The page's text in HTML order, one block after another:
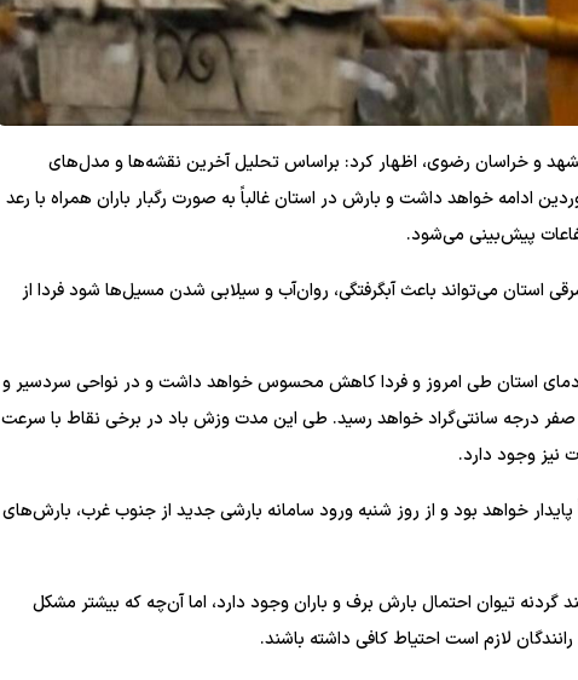
خراسان رضوی، اظهار کرد: براساس تحلیل آخرین نقشه‌ها و مدل‌های
فعالیت سامانه جوی فعلی تا اواخر روز ۱۳ فروردین ادامه خواهد داشت و بارش در استان غالباً به صورت رگبار باران همراه با رعد
پیش‌بینی می‌شود.
استان می‌تواند باعث آبگرفتگی، روان‌آب و سیلابی شدن مسیل‌ها شود فردا از
دمای استان طی امروز و فردا کاهش محسوس خواهد داشت و در نواحی سردسیر و
درجه سانتی‌گراد خواهد رسید. طی این مدت وزش باد در برخی نقاط با سرعت
نیز وجود دارد.
خواهد بود و از روز شنبه ورود سامانه بارشی جدید از جنوب غرب، بارش‌های
تیوان احتمال بارش برف و باران وجود دارد، اما آن‌چه که بیشتر مشکل
لازم است احتیاط کافی داشته باشند.